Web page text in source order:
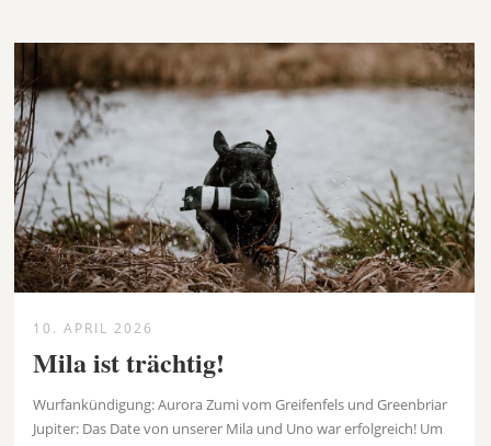
10. APRIL 2026
Mila ist trächtig!
Wurfankündigung: Aurora Zumi vom Greifenfels und Greenbriar
Jupiter: Das Date von unserer Mila und Uno war erfolgreich! Um